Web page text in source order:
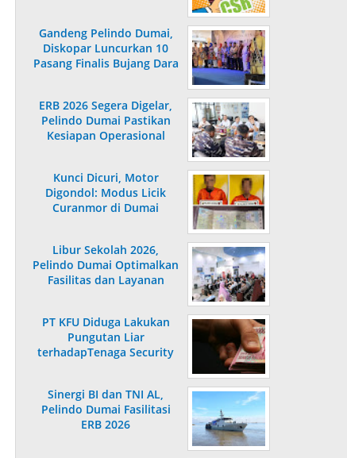
Gandeng Pelindo Dumai,
Diskopar Luncurkan 10
Pasang Finalis Bujang Dara
ERB 2026 Segera Digelar,
Pelindo Dumai Pastikan
Kesiapan Operasional
Kunci Dicuri, Motor
Digondol: Modus Licik
Curanmor di Dumai
Libur Sekolah 2026,
Pelindo Dumai Optimalkan
Fasilitas dan Layanan
PT KFU Diduga Lakukan
Pungutan Liar
terhadapTenaga Security
Sinergi BI dan TNI AL,
Pelindo Dumai Fasilitasi
ERB 2026